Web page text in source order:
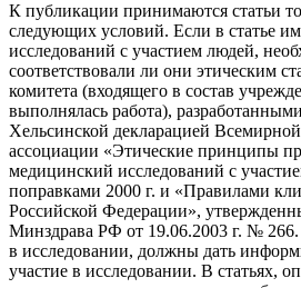
К публикации принимаются статьи
следующих условий. Если в статье
исследований с участием людей,
соответствовали ли они этическим
комитета (входящего в состав
выполнялась работа),
Хельсинской декларацией
ассоциации «Этические принципы
медицинский исследований с
поправками 2000 г. и «Правилами
Российской Федерации»,
Минздрава РФ от 19.06.2003 г. №
в исследовании, должны дать
участие в исследовании. В статьях,